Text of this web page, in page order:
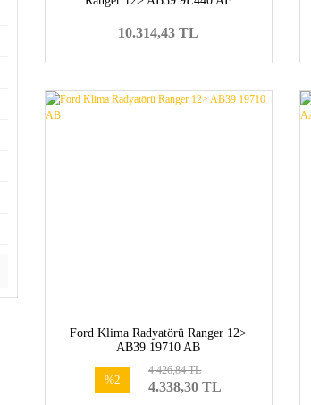
10.314,43 TL
Ford Klima Radyatörü Ranger 12>
AB39 19710 AB
%2 4.338,30 TL
4.426,84 TL